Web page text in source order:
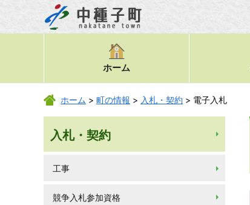
ホーム
ホーム > 町の情報 > 入札・契約 > 電子入札
入札・契約
工事
競争入札参加資格